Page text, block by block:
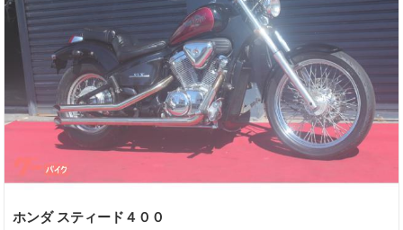
ホンダ スティード４００